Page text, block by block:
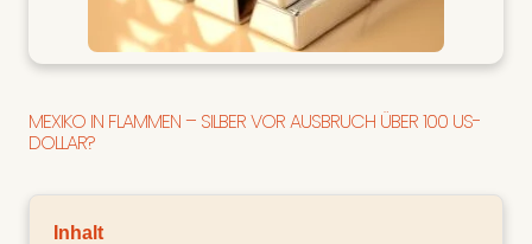
MEXIKO IN FLAMMEN – SILBER VOR AUSBRUCH ÜBER 100 US-
DOLLAR?
Inhalt